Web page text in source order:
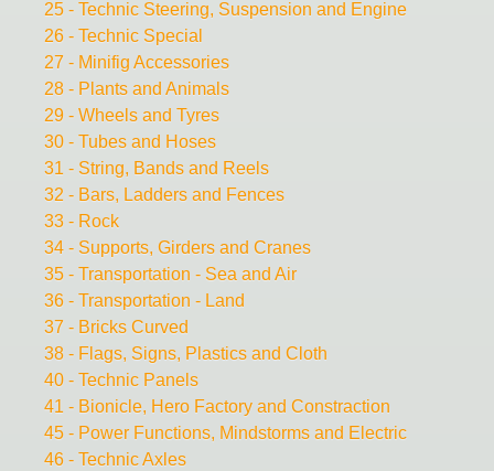
25 - Technic Steering, Suspension and Engine
26 - Technic Special
27 - Minifig Accessories
28 - Plants and Animals
29 - Wheels and Tyres
30 - Tubes and Hoses
31 - String, Bands and Reels
32 - Bars, Ladders and Fences
33 - Rock
34 - Supports, Girders and Cranes
35 - Transportation - Sea and Air
36 - Transportation - Land
37 - Bricks Curved
38 - Flags, Signs, Plastics and Cloth
40 - Technic Panels
41 - Bionicle, Hero Factory and Constraction
45 - Power Functions, Mindstorms and Electric
46 - Technic Axles